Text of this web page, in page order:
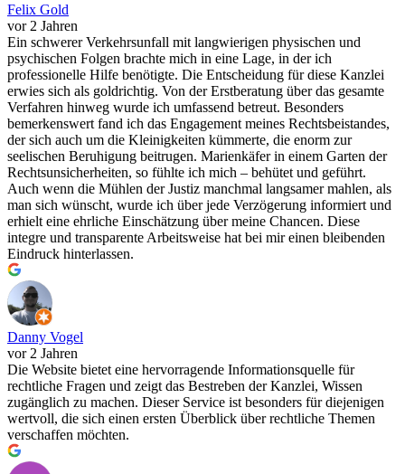
Felix Gold
vor 2 Jahren
Ein schwerer Verkehrsunfall mit langwierigen physischen und
psychischen Folgen brachte mich in eine Lage, in der ich
professionelle Hilfe benötigte. Die Entscheidung für diese Kanzlei
erwies sich als goldrichtig. Von der Erstberatung über das gesamte
Verfahren hinweg wurde ich umfassend betreut. Besonders
bemerkenswert fand ich das Engagement meines Rechtsbeistandes,
der sich auch um die Kleinigkeiten kümmerte, die enorm zur
seelischen Beruhigung beitrugen. Marienkäfer in einem Garten der
Rechtsunsicherheiten, so fühlte ich mich – behütet und geführt.
Auch wenn die Mühlen der Justiz manchmal langsamer mahlen, als
man sich wünscht, wurde ich über jede Verzögerung informiert und
erhielt eine ehrliche Einschätzung über meine Chancen. Diese
integre und transparente Arbeitsweise hat bei mir einen bleibenden
Eindruck hinterlassen.
Danny Vogel
vor 2 Jahren
Die Website bietet eine hervorragende Informationsquelle für
rechtliche Fragen und zeigt das Bestreben der Kanzlei, Wissen
zugänglich zu machen. Dieser Service ist besonders für diejenigen
wertvoll, die sich einen ersten Überblick über rechtliche Themen
verschaffen möchten.